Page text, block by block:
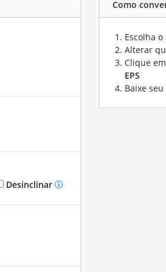
Desinclinar
Como
Escolha
Alterar
Clique
EPS
Baixe